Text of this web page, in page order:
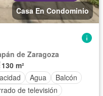
Casa En Condominio
de Zaragoza
130 m²
Agua
Balcón
de televisión